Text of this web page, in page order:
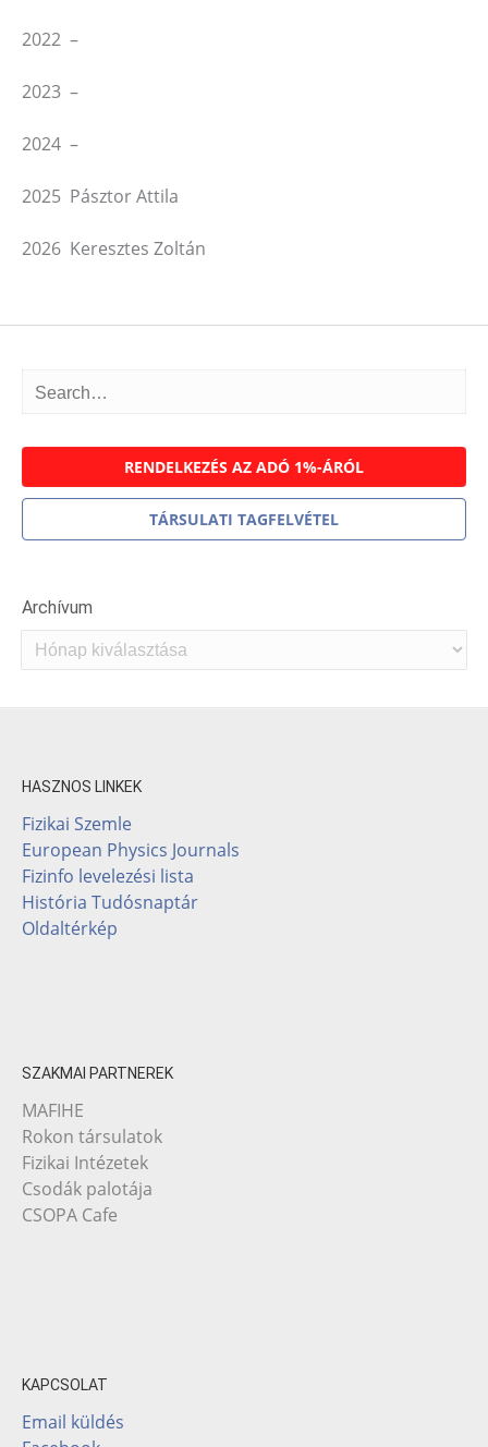
2022 –
2023 –
2024 –
2025 Pásztor Attila
2026 Keresztes Zoltán
RENDELKEZÉS AZ ADÓ 1%-ÁRÓL
TÁRSULATI TAGFELVÉTEL
Archívum
Archívum
HASZNOS LINKEK
Fizikai Szemle
European Physics Journals
Fizinfo levelezési lista
História Tudósnaptár
Oldaltérkép
SZAKMAI PARTNEREK
MAFIHE
Rokon társulatok
Fizikai Intézetek
Csodák palotája
CSOPA Cafe
KAPCSOLAT
Email küldés